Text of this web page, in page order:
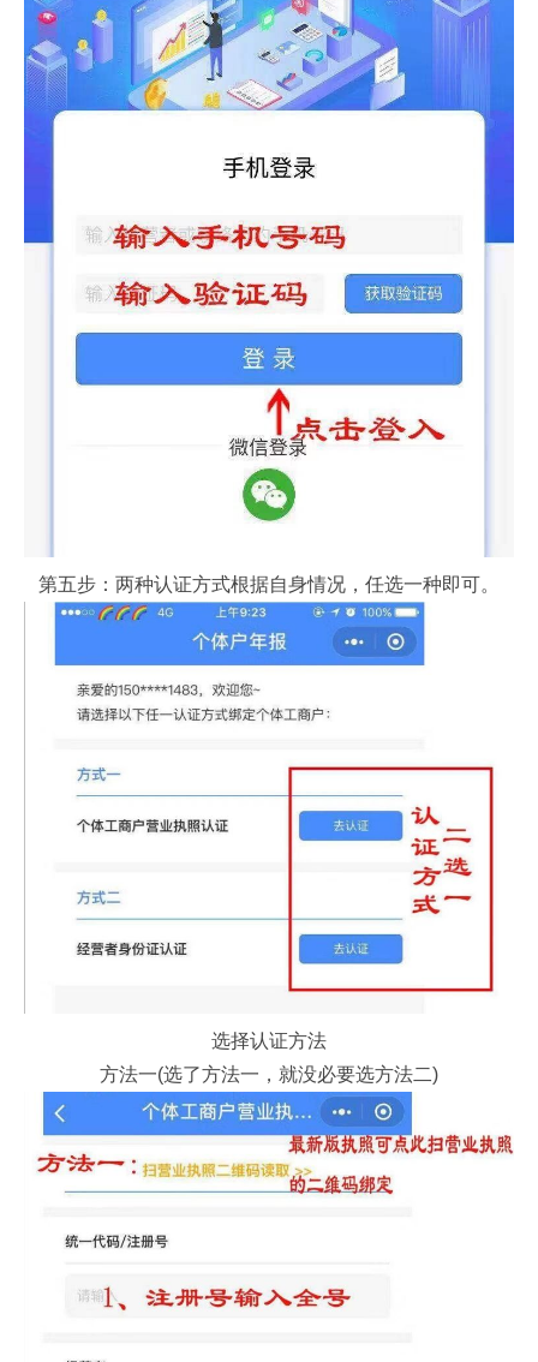
第五步：两种认证方式根据自身情况，任选一种即可。
选择认证方法
方法一(选了方法一，就没必要选方法二)